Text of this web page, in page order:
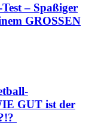
– Spaßiger
GROSSEN
GUT ist der